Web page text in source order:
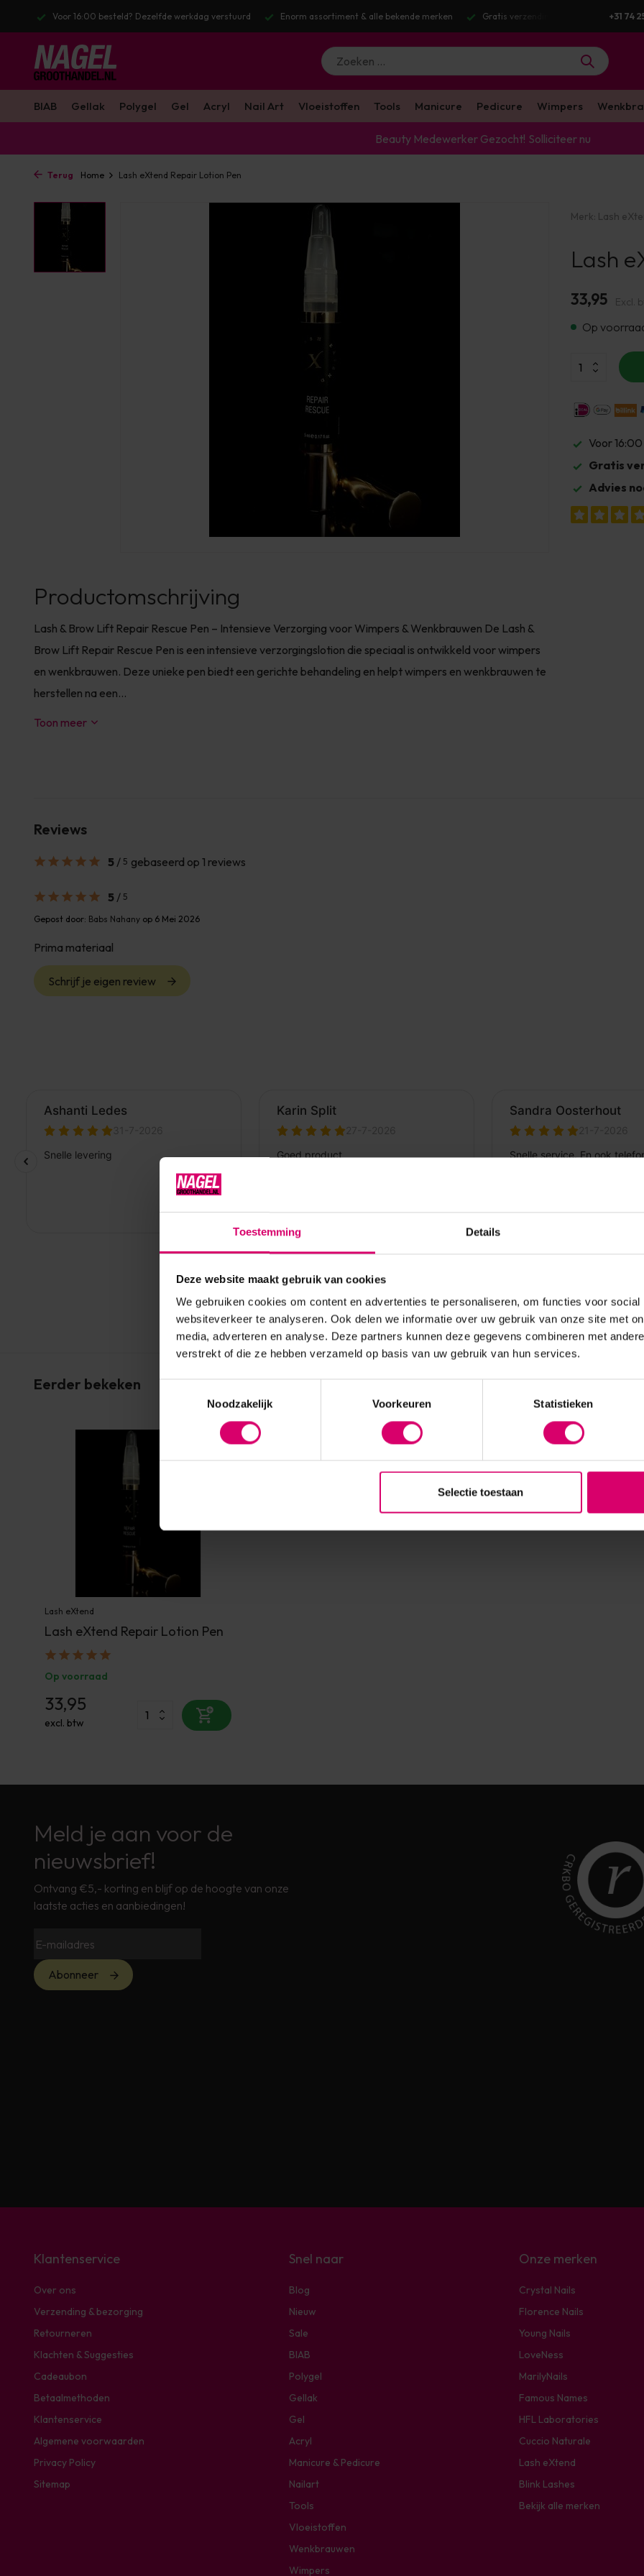
Toestemming Details
Deze website maakt gebruik van cookies
We gebruiken cookies om content en advertenties te personaliseren, om functies voor
websiteverkeer te analyseren. Ook delen we informatie over uw gebruik van onze site met
media, adverteren en analyse. Deze partners kunnen deze gegevens combineren met
verstrekt of die ze hebben verzameld op basis van uw gebruik van hun services.
Noodzakelijk
Voorkeuren Statistieken
Selectie toestaan
Voor 16:00 besteld? Dezelfde werkdag verstuurd Enorm assortiment & alle bekende merken Gratis verzending v.a. €100 excl. BTW
+31 74
BIAB Gellak Polygel Gel Acryl Nail Art Vloeistoffen Tools Manicure Pedicure Wimpers
Beauty Medewerker Gezocht! Solliciteer nu
Terug Home Lash eXtend Repair Lotion Pen
Productomschrijving
Lash & Brow Lift Repair Rescue Pen – Intensieve Verzorging voor Wimpers & Wenkbrauwen De Lash &
Brow Lift Repair Rescue Pen is een intensieve verzorgingslotion die speciaal is ontwikkeld voor wimpers
en wenkbrauwen. Deze unieke pen biedt een gerichte behandeling en helpt wimpers en wenkbrauwen te
herstellen na een...
Toon meer
Merk: Lash
Lash
33,95 Excl.
Op
Voor
Gratis
Advies
Reviews
5 / 5 gebaseerd op 1 reviews
5 / 5
Gepost door: Babs Nahany op 6 Mei 2026
Prima materiaal
Schrijf je eigen review
Eerder bekeken
Lash eXtend
Lash eXtend Repair Lotion Pen
Op voorraad
33,95
excl. btw
Meld je aan voor de
nieuwsbrief!
Ontvang €5,- korting en blijf op de hoogte van onze
laatste acties en aanbiedingen!
Abonneer
Klantenservice
Over ons
Verzending & bezorging
Retourneren
Klachten & Suggesties
Cadeaubon
Betaalmethoden
Klantenservice
Algemene voorwaarden
Privacy Policy
Sitemap
Snel naar
Blog
Nieuw
Sale
BIAB
Polygel
Gellak
Gel
Acryl
Manicure & Pedicure
Nailart
Tools
Vloeistoffen
Wenkbrauwen
Wimpers
Onze merken
Crystal Nails
Florence Nails
Young Nails
LoveNess
MarilyNails
Famous Names
HFL Laboratories
Cuccio Naturale
Lash eXtend
Blink Lashes
Bekijk alle merken